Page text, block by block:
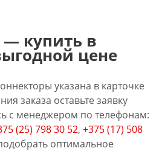
— купить в
цене
указана в карточке
заказа оставьте заявку
с менеджером по телефонам:
(25) 798 30 52, +375 (17) 508
оптимальное